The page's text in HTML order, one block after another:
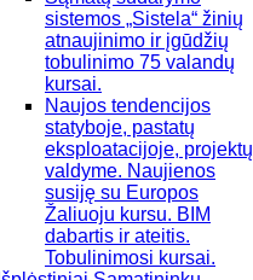
sistemos „Sistela“ žinių
atnaujinimo ir įgūdžių
tobulinimo 75 valandų
kursai.
Naujos tendencijos
statyboje, pastatų
eksploatacijoje, projektų
valdyme. Naujienos
susiję su Europos
Žaliuoju kursu. BIM
dabartis ir ateitis.
Tobulinimosi kursai.